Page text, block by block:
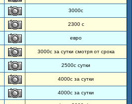
3000с
2300 с
евро
3000с за сутки смотря от срока
2500с сутки
4000с за сутки
4000с за сутки